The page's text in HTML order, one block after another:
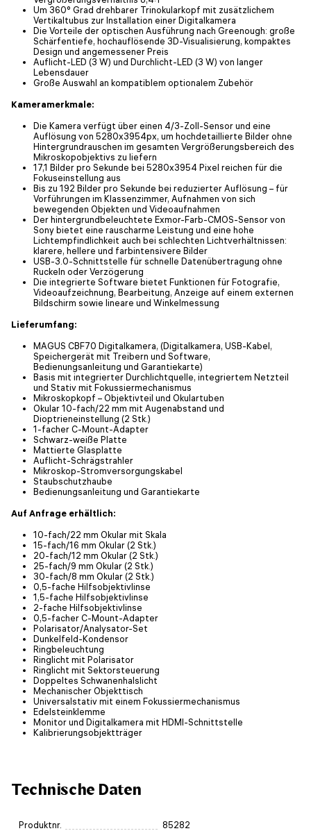
Um 360° Grad drehbarer Trinokularkopf mit zusätzlichem
Vertikaltubus zur Installation einer Digitalkamera
Die Vorteile der optischen Ausführung nach Greenough: große
Schärfentiefe, hochauflösende 3D-Visualisierung, kompaktes
Design und angemessener Preis
Auflicht-LED (3 W) und Durchlicht-LED (3 W) von langer
Lebensdauer
Große Auswahl an kompatiblem optionalem Zubehör
Kameramerkmale:
Die Kamera verfügt über einen 4/3-Zoll-Sensor und eine
Auflösung von 5280x3954px, um hochdetaillierte Bilder ohne
Hintergrundrauschen im gesamten Vergrößerungsbereich des
Mikroskopobjektivs zu liefern
17,1 Bilder pro Sekunde bei 5280x3954 Pixel reichen für die
Fokuseinstellung aus
Bis zu 192 Bilder pro Sekunde bei reduzierter Auflösung – für
Vorführungen im Klassenzimmer, Aufnahmen von sich
bewegenden Objekten und Videoaufnahmen
Der hintergrundbeleuchtete Exmor-Farb-CMOS-Sensor von
Sony bietet eine rauscharme Leistung und eine hohe
Lichtempfindlichkeit auch bei schlechten Lichtverhältnissen:
klarere, hellere und farbintensivere Bilder
USB-3.0-Schnittstelle für schnelle Datenübertragung ohne
Ruckeln oder Verzögerung
Die integrierte Software bietet Funktionen für Fotografie,
Videoaufzeichnung, Bearbeitung, Anzeige auf einem externen
Bildschirm sowie lineare und Winkelmessung
Lieferumfang:
MAGUS CBF70 Digitalkamera, (Digitalkamera, USB-Kabel,
Speichergerät mit Treibern und Software,
Bedienungsanleitung und Garantiekarte)
Basis mit integrierter Durchlichtquelle, integriertem Netzteil
und Stativ mit Fokussiermechanismus
Mikroskopkopf – Objektivteil und Okulartuben
Okular 10-fach/22 mm mit Augenabstand und
Dioptrieneinstellung (2 Stk.)
1-facher C-Mount-Adapter
Schwarz-weiße Platte
Mattierte Glasplatte
Auflicht-Schrägstrahler
Mikroskop-Stromversorgungskabel
Staubschutzhaube
Bedienungsanleitung und Garantiekarte
Auf Anfrage erhältlich:
10-fach/22 mm Okular mit Skala
15-fach/16 mm Okular (2 Stk.)
20-fach/12 mm Okular (2 Stk.)
25-fach/9 mm Okular (2 Stk.)
30-fach/8 mm Okular (2 Stk.)
0,5-fache Hilfsobjektivlinse
1,5-fache Hilfsobjektivlinse
2-fache Hilfsobjektivlinse
0,5-facher C-Mount-Adapter
Polarisator/Analysator-Set
Dunkelfeld-Kondensor
Ringbeleuchtung
Ringlicht mit Polarisator
Ringlicht mit Sektorsteuerung
Doppeltes Schwanenhalslicht
Mechanischer Objekttisch
Universalstativ mit einem Fokussiermechanismus
Edelsteinklemme
Monitor und Digitalkamera mit HDMI-Schnittstelle
Kalibrierungsobjektträger
Technische Daten
Produktnr. 85282